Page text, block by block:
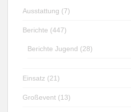
Ausstattung (7)
Berichte (447)
Berichte Jugend (28)
Einsatz (21)
Großevent (13)